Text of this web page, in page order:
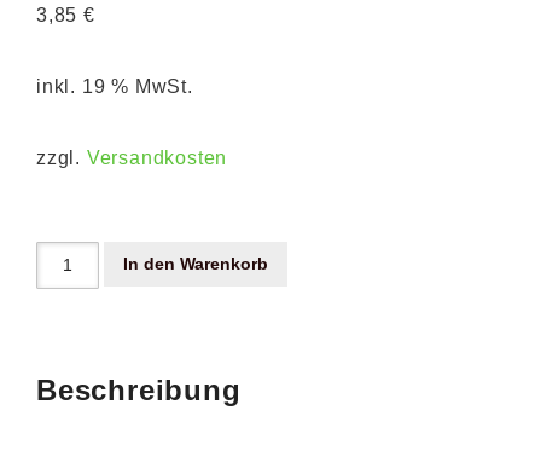
3,85 €
inkl. 19 % MwSt.
zzgl. Versandkosten
In den Warenkorb
Beschreibung